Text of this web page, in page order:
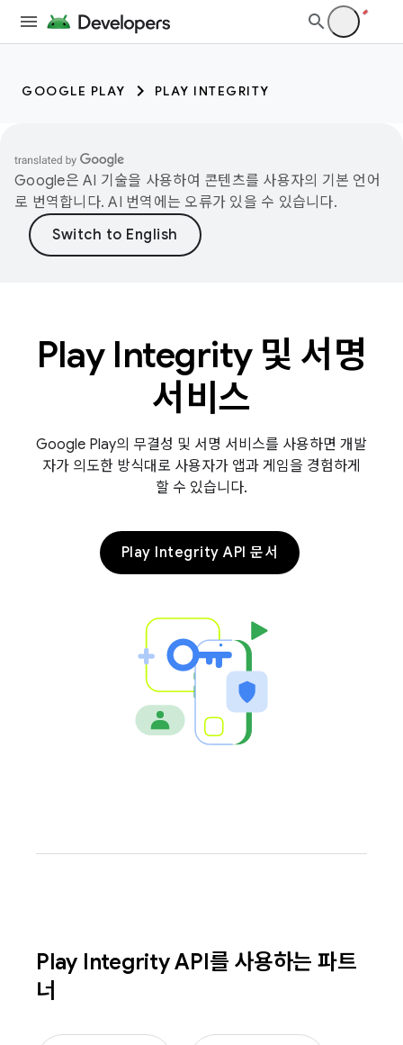
GOOGLE PLAY PLAY INTEGRITY
Google은 AI 기술을 사용하여 콘텐츠를 사용자의 기본 언어
로 번역합니다. AI 번역에는 오류가 있을 수 있습니다.
Play Integrity 및 서명
서비스
Google Play의 무결성 및 서명 서비스를 사용하면 개발
자가 의도한 방식대로 사용자가 앱과 게임을 경험하게
할 수 있습니다.
Play Integrity API 문서
Play Integrity API를 사용하는 파트
너